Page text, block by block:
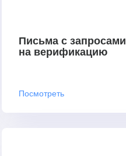
Письма с запросами
на верификацию
Посмотреть